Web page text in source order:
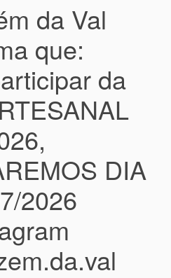
da Val
que:
da
DIA
2026